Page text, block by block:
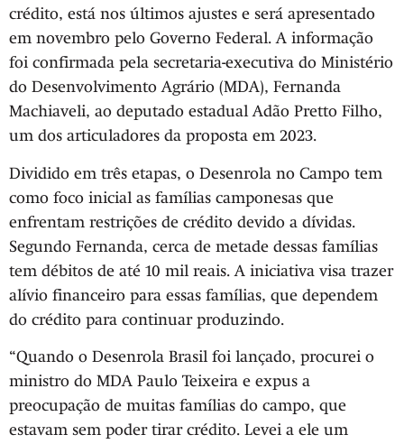
crédito, está nos últimos ajustes e será apresentado
em novembro pelo Governo Federal. A informação
foi confirmada pela secretaria-executiva do Ministério
do Desenvolvimento Agrário (MDA), Fernanda
Machiaveli, ao deputado estadual Adão Pretto Filho,
um dos articuladores da proposta em 2023.
Dividido em três etapas, o Desenrola no Campo tem
como foco inicial as famílias camponesas que
enfrentam restrições de crédito devido a dívidas.
Segundo Fernanda, cerca de metade dessas famílias
tem débitos de até 10 mil reais. A iniciativa visa trazer
alívio financeiro para essas famílias, que dependem
do crédito para continuar produzindo.
“Quando o Desenrola Brasil foi lançado, procurei o
ministro do MDA Paulo Teixeira e expus a
preocupação de muitas famílias do campo, que
estavam sem poder tirar crédito. Levei a ele um